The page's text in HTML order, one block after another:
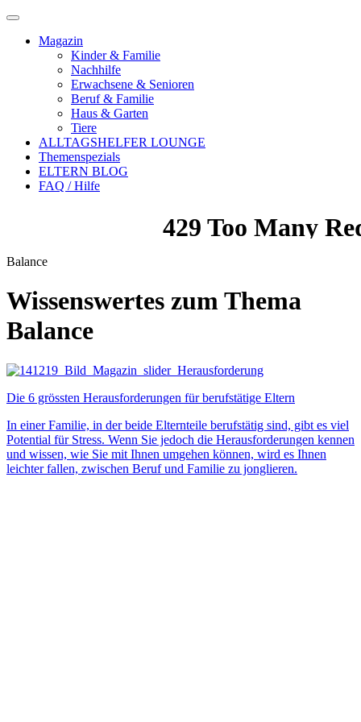
Magazin
Kinder & Familie
Nachhilfe
Erwachsene & Senioren
Beruf & Familie
Haus & Garten
Tiere
ALLTAGSHELFER LOUNGE
Themenspezials
ELTERN BLOG
FAQ / Hilfe
Balance
Wissenswertes zum Thema
Balance
Die 6 grössten Herausforderungen für berufstätige Eltern
In einer Familie, in der beide Elternteile berufstätig sind, gibt es viel
Potential für Stress. Wenn Sie jedoch die Herausforderungen kennen
und wissen, wie Sie mit Ihnen umgehen können, wird es Ihnen
leichter fallen, zwischen Beruf und Familie zu jonglieren.